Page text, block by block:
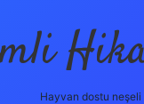
Hayvan dostu